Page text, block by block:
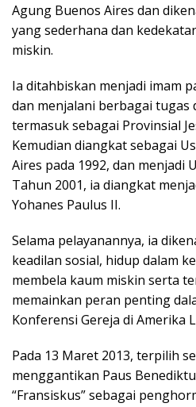
Agung Buenos Aires dan
yang sederhana dan
miskin.
Ia ditahbiskan menjadi imam
dan menjalani berbagai tugas
termasuk sebagai Provinsial
Kemudian diangkat sebagai
Aires pada 1992, dan menjadi
Tahun 2001, ia diangkat
Yohanes Paulus II.
Selama pelayanannya, ia
keadilan sosial, hidup dalam
membela kaum miskin serta
memainkan peran penting
Konferensi Gereja di Amerika
Pada 13 Maret 2013, terpilih
menggantikan Paus
“Fransiskus” sebagai